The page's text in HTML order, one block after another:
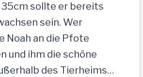
35cm sollte er bereits
sein. Wer
Noah an die Pfote
und ihm die schöne
des Tierheims…